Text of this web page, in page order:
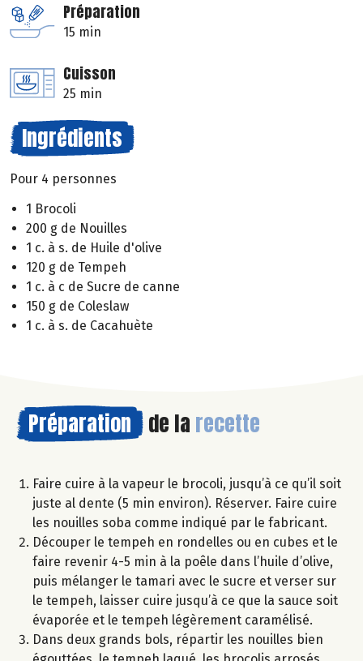
Préparation
15 min
Cuisson
25 min
Ingrédients
Pour 4 personnes
1 Brocoli
200 g de Nouilles
1 c. à s. de Huile d'olive
120 g de Tempeh
1 c. à c de Sucre de canne
150 g de Coleslaw
1 c. à s. de Cacahuète
Préparation de la recette
Faire cuire à la vapeur le brocoli, jusqu’à ce qu’il soit
juste al dente (5 min environ). Réserver. Faire cuire
les nouilles soba comme indiqué par le fabricant.
Découper le tempeh en rondelles ou en cubes et le
faire revenir 4-5 min à la poêle dans l’huile d’olive,
puis mélanger le tamari avec le sucre et verser sur
le tempeh, laisser cuire jusqu’à ce que la sauce soit
évaporée et le tempeh légèrement caramélisé.
Dans deux grands bols, répartir les nouilles bien